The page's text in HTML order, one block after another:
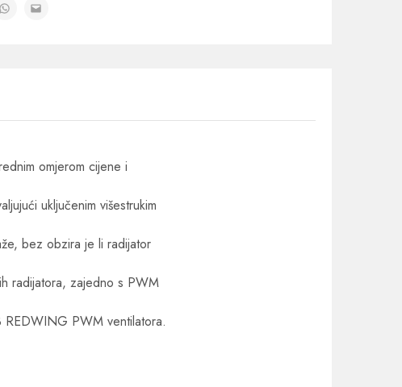
omjerom cijene i
uključenim višestrukim
bez obzira je li radijator
radijatora, zajedno s PWM
PWM ventilatora.